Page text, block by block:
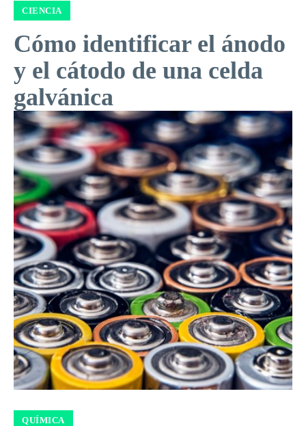
CIENCIA
Cómo identificar el ánodo
y el cátodo de una celda
galvánica
QUÍMICA